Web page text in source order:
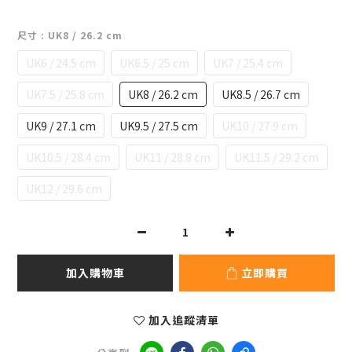
尺寸 : UK8 / 26.2 cm
UK6 / 24.5 cm UK6.5 / 25 cm
UK7 / 25.4 cm
UK7.5 / 25.8 cm
UK8 / 26.2 cm
UK8.5 / 26.7 cm
UK9 / 27.1 cm
UK9.5 / 27.5 cm
UK10 / 27.9 cm
UK10.5 / 28.4 cm
UK11 / 28.8 cm
UK11.5 / 29.2 cm
UK12 / 29.6 cm
加入購物車 立即購買
加入追蹤清單